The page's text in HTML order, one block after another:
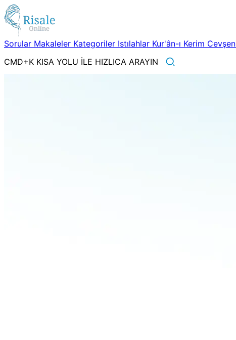
Sorular Makaleler Kategoriler Istılahlar Kur'ân-ı Kerim Cevşen
CMD+K KISA YOLU İLE HIZLICA ARAYIN